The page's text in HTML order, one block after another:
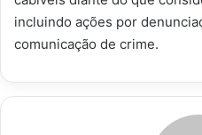
incluindo ações por
comunicação de crime.